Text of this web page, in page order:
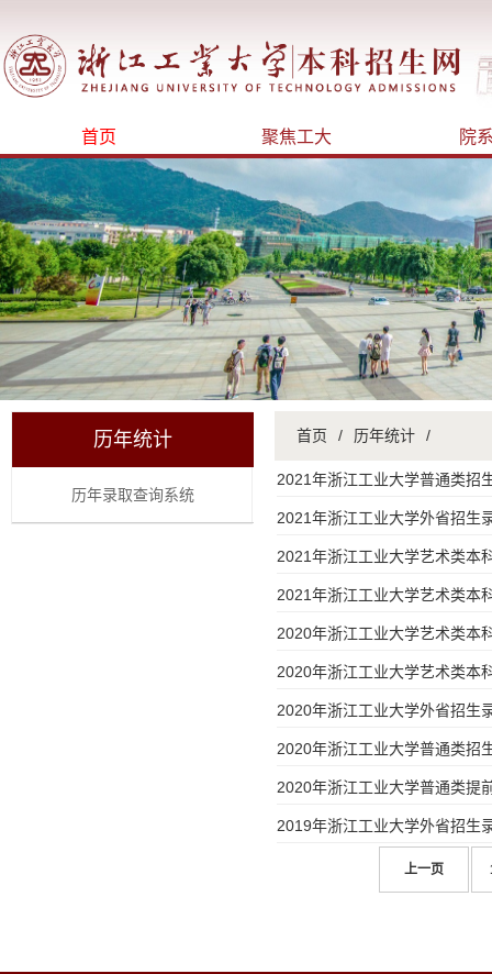
首页 聚焦工大 院
历年统计
历年录取查询系统
首页 / 历年统计 /
2021年浙江工业大学普通类招
2021年浙江工业大学外省招生
2021年浙江工业大学艺术类本
2021年浙江工业大学艺术类本
2020年浙江工业大学艺术类本
2020年浙江工业大学艺术类本
2020年浙江工业大学外省招生
2020年浙江工业大学普通类招
2020年浙江工业大学普通类提
2019年浙江工业大学外省招生
上一页